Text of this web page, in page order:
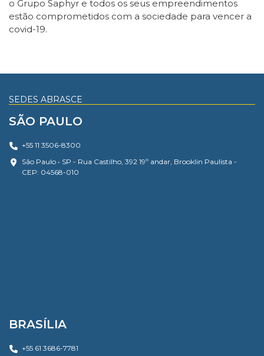
o Grupo Saphyr e todos os seus empreendimentos
estão comprometidos com a sociedade para vencer a
covid-19.
SEDES ABRASCE
SÃO PAULO
+55 11 3506-8300
São Paulo • SP - Rua Castilho, 392 19º andar, Brooklin Paulista -
CEP: 04568-010
BRASÍLIA
+55 61 3686-7781